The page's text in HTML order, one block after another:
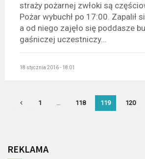
straży pożarnej zwłoki są
Pożar wybuchł po 17:00. Zapalił
a od niego zajęło się poddasze
gaśniczej uczestniczy...
18 stycznia 2016 - 18:01
1 118 119 120
REKLAMA